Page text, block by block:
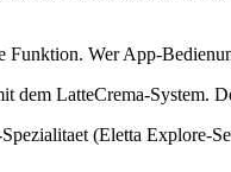
Funktion. Wer App-
dem LatteCrema-System.
(Eletta Explore-